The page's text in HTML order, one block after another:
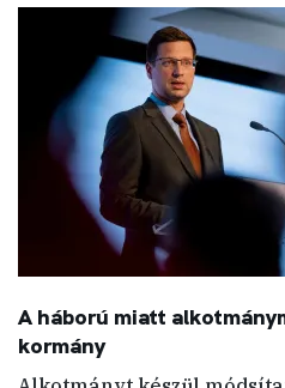
A háború miatt
kormány